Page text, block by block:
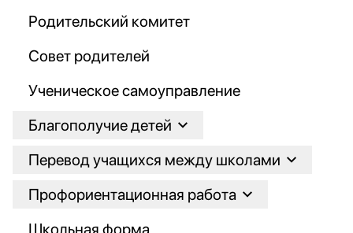
Родительский комитет
Совет родителей
Ученическое самоуправление
Благополучие детей
Перевод учащихся между школами
Профориентационная работа
Школьная форма